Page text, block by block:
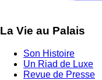
La Vie au Palais
Son Histoire
Un Riad de Luxe
Revue de Presse